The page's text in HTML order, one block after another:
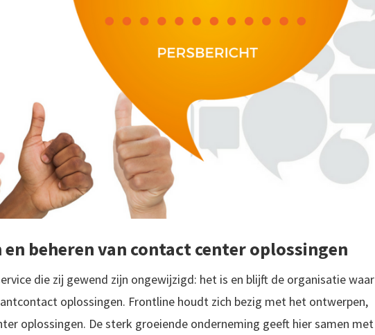
beheren van contact center oplossingen
die zij gewend zijn ongewijzigd: het is en blijft de organisatie waar
oplossingen. Frontline houdt zich bezig met het ontwerpen,
oplossingen. De sterk groeiende onderneming geeft hier samen met